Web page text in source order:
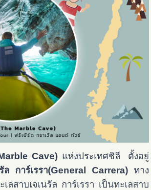
Cave) แห่งประเทศชิลี ตั้งอยู่
รัล การ์เรรา(General Carrera)ทาง
ลสาบเจเนรัล การ์เรรา เป็นทะเลสาบ